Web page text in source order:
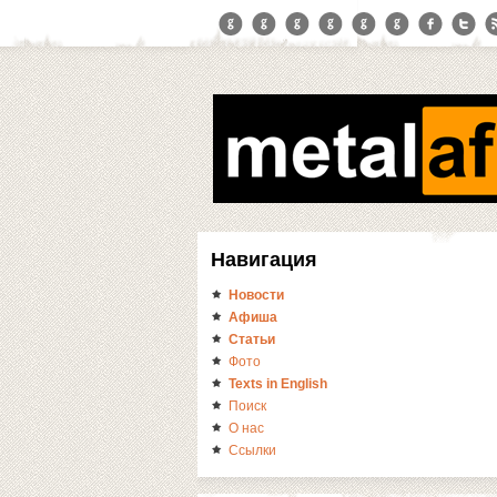
Навигация
Новости
Афиша
Статьи
Фото
Texts in English
Поиск
О нас
Ссылки